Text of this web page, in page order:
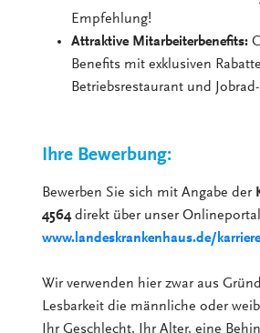
Empfehlung!
Attraktive Mitarbeiterbenefits:
Benefits mit exklusiven
Betriebsrestaurant und
Ihre Bewerbung:
Bewerben Sie sich mit Angabe der
4564direkt über unser
www.landeskrankenhaus.de/
Wir verwenden hier zwar aus
Lesbarkeit die männliche oder
Ihr Geschlecht, Ihr Alter, eine